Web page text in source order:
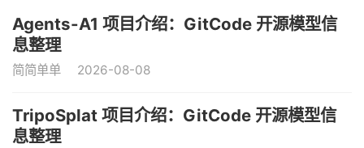
Agents-A1 项目介绍：GitCode 开源模型信
息整理
简简单单 2026-08-08
TripoSplat 项目介绍：GitCode 开源模型信
息整理